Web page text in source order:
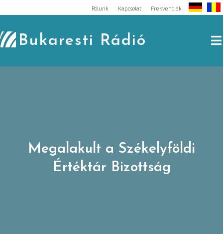
to
content
Rólunk Kapcsolat Frekvenciák
Bukaresti Rádió
Megalakult a Székelyföldi
Értéktár Bizottság